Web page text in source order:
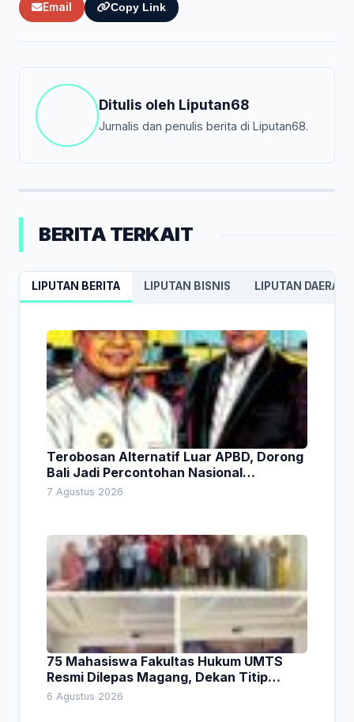
Email Copy Link
Ditulis oleh Liputan68
Jurnalis dan penulis berita di Liputan68.
BERITA TERKAIT
LIPUTAN BERITA LIPUTAN BISNIS LIPUTAN DAERAH
Terobosan Alternatif Luar APBD, Dorong
Bali Jadi Percontohan Nasional
Pembiayaan Daerah
7 Agustus 2026
75 Mahasiswa Fakultas Hukum UMTS
Resmi Dilepas Magang, Dekan Titip
Empat Pesan Penting
6 Agustus 2026